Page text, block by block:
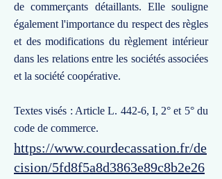
de commerçants détaillants. Elle souligne
également l'importance du respect des règles
et des modifications du règlement intérieur
dans les relations entre les sociétés associées
et la société coopérative.
Textes visés : Article L. 442-6, I, 2° et 5° du
code de commerce.
https://www.courdecassation.fr/de
cision/5fd8f5a8d3863e89c8b2e26